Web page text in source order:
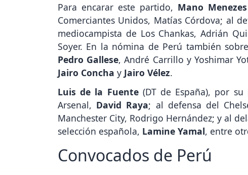
Para encarar este partido, Mano Menezes
Comerciantes Unidos, Matías Córdova; al
mediocampista de Los Chankas, Adrián
Soyer. En la nómina de Perú también
Pedro Gallese, André Carrillo y Yoshimar
Jairo Concha y Jairo Vélez.
Luis de la Fuente(DT de España), por
Arsenal, David Raya; al defensa del
Manchester City, Rodrigo Hernández; y al
selección española, Lamine Yamal, entre
Convocados de Perú